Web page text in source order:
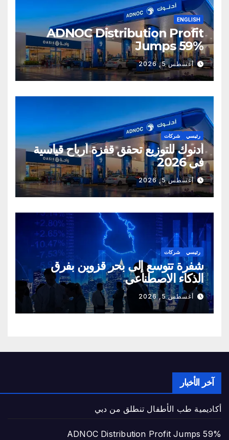
ENGLISH
ADNOC Distribution Profit
Jumps 59%
أغسطس 5, 2026
رئيسي شركات
أدنوك للتوزيع تحقق قفزة أرباح قياسية
في 2026
أغسطس 5, 2026
رئيسي شركات
شفرة تتوسع إلى بحر قزوين بفرق
الذكاء الاصطناعي
أغسطس 5, 2026
آخر الأخبار
أكاديمية طب الأطفال تنطلق من دبي
ADNOC Distribution Profit Jumps 59%